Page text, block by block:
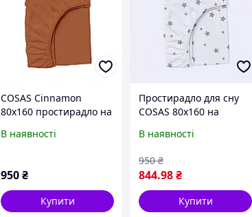
COSAS Cinnamon
80х160 простирадло на
76K9329E2
В наявності
950₴
Купити
Простирадло для сну
COSAS 80х160 на
856T4BP260
В наявності
844.98₴
950 ₴
Купити